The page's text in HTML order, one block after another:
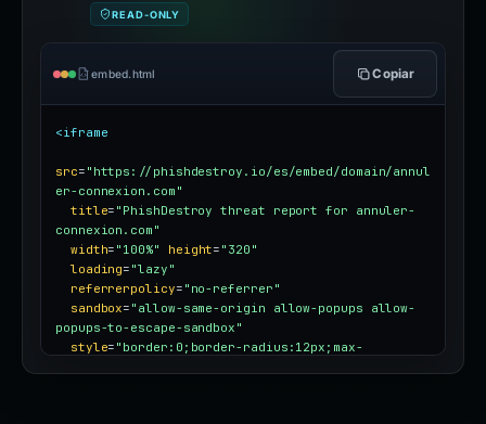
READ-ONLY
embed.html Copiar
<iframe
src= "https://phishdestroy.io/es/embed/domain/annul
er-connexion.com"
title= "PhishDestroy threat report for annuler-
connexion.com"
width= "100%" height= "320"
loading= "lazy"
referrerpolicy= "no-referrer"
sandbox= "allow-same-origin allow-popups allow-
popups-to-escape-sandbox"
style= "border:0;border-radius:12px;max-